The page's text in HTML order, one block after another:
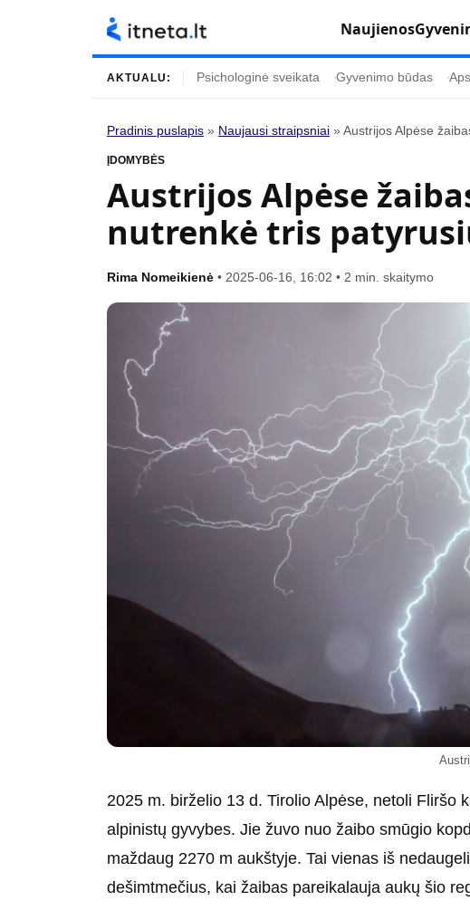
Naujienos
Turinys
Naujausi straipsniai
Gyvenimas
Mada
Mokslas
Namai ir interjeras
Horoskopai
Technologijos
Gyvenimo būdas
Vasaros mada
Tėvai ir vaikai
AKTUALU: Psichologinė sveikata Gyvenimo būdas
Pradinis puslapis » Naujausi straipsniai » Austrijos Alpėse
ĮDOMYBĖS
Austrijos Alpėse
nutrenkė tris
Rima Nomeikienė • 2025-06-16, 16:02 • 2 min. skaitymo
2025 m. birželio 13 d. Tirolio Alpėse, netoli Fliršo
alpinistų gyvybes. Jie žuvo nuo žaibo smūgio
maždaug 2270 m aukštyje. Tai vienas iš
dešimtmečius, kai žaibas pareikalauja aukų šio